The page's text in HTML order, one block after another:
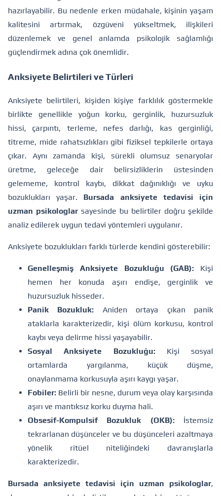
hazırlayabilir. Bu nedenle erken müdahale, kişinin yaşam
kalitesini artırmak, özgüveni yükseltmek, ilişkileri
düzenlemek ve genel anlamda psikolojik sağlamlığı
güçlendirmek adına çok önemlidir.
Anksiyete Belirtileri ve Türleri
Anksiyete belirtileri, kişiden kişiye farklılık göstermekle
birlikte genellikle yoğun korku, gerginlik, huzursuzluk
hissi, çarpıntı, terleme, nefes darlığı, kas gerginliği,
titreme, mide rahatsızlıkları gibi fiziksel tepkilerle ortaya
çıkar. Aynı zamanda kişi, sürekli olumsuz senaryolar
üretme, geleceğe dair belirsizliklerin üstesinden
gelememe, kontrol kaybı, dikkat dağınıklığı ve uyku
bozuklukları yaşar. Bursada anksiyete tedavisi için
uzman psikologlar sayesinde bu belirtiler doğru şekilde
analiz edilerek uygun tedavi yöntemleri uygulanır.
Anksiyete bozuklukları farklı türlerde kendini gösterebilir:
Genelleşmiş Anksiyete Bozukluğu (GAB): Kişi
hemen her konuda aşırı endişe, gerginlik ve
huzursuzluk hisseder.
Panik Bozukluk: Aniden ortaya çıkan panik
ataklarla karakterizedir, kişi ölüm korkusu, kontrol
kaybı veya delirme hissi yaşayabilir.
Sosyal Anksiyete Bozukluğu:Kişi sosyal
ortamlarda yargılanma, küçük düşme,
onaylanmama korkusuyla aşırı kaygı yaşar.
Fobiler: Belirli bir nesne, durum veya olay karşısında
aşırı ve mantıksız korku duyma hali.
Obsesif-Kompulsif Bozukluk (OKB):İstemsiz
tekrarlanan düşünceler ve bu düşünceleri azaltmaya
yönelik ritüel niteliğindeki davranışlarla
karakterizedir.
Bursada anksiyete tedavisi için uzman psikologlar,